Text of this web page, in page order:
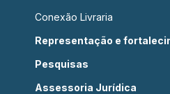
Conexão Livraria
Representação e
Pesquisas
Assessoria Jurídica